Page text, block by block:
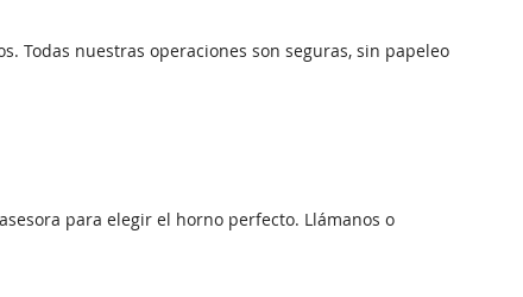
Todas nuestras operaciones son seguras, sin papeleo
para elegir el horno perfecto. Llámanos o